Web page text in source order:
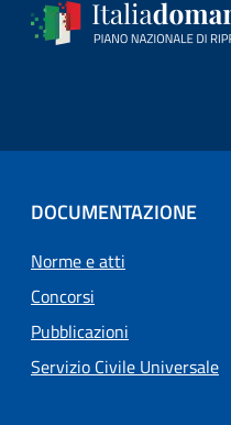
DOCUMENTAZIONE
Norme e atti
Concorsi
Pubblicazioni
Servizio Civile Universale